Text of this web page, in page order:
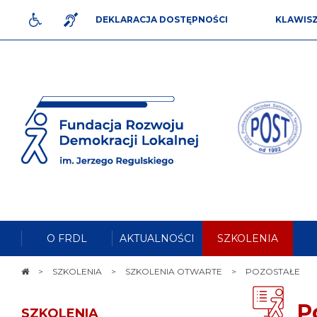
DLA NIEPEŁNOSPRAWNYCH
JĘZYK MIGOWY
DEKLARACJA DOSTĘPNOŚCI
Mapa
Wersja
Macu
Fundacja
Rozwoju
Demokracji
Lokalnej
im.
Jerzego
Samorządu
Terytorialnego
O FRDL AKTUALNOŚCI SZKOLENIA
STRONASZKOLENIA SZKOLENIA OTWARTE POZOSTAŁE
SZKOLENIA